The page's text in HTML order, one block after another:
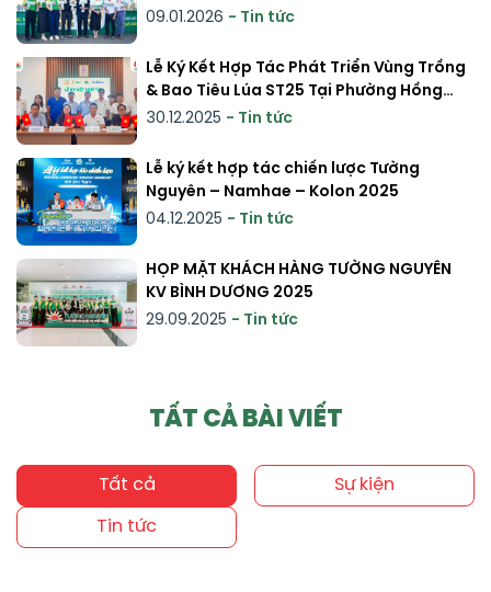
09.01.2026 - Tin tức
30.12.2025 - Tin tức
Lễ Ký Kết Hợp Tác Phát Triển Vùng Trồng
& Bao Tiêu Lúa ST25 Tại Phường Hồng
Ngự
04.12.2025 - Tin tức
Lễ ký kết hợp tác chiến lược Tường
Nguyên – Namhae – Kolon 2025
29.09.2025 - Tin tức
HỌP MẶT KHÁCH HÀNG TƯỜNG NGUYÊN
KV BÌNH DƯƠNG 2025
TẤT CẢ BÀI VIẾT
Tất cả Sự kiện
Tin tức